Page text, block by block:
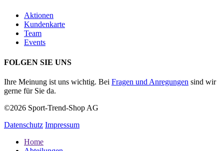
Aktionen
Kundenkarte
Team
Events
FOLGEN SIE UNS
Ihre Meinung ist uns wichtig. Bei Fragen und Anregungen sind wir
gerne für Sie da.
©2026 Sport-Trend-Shop AG
Datenschutz Impressum
Home